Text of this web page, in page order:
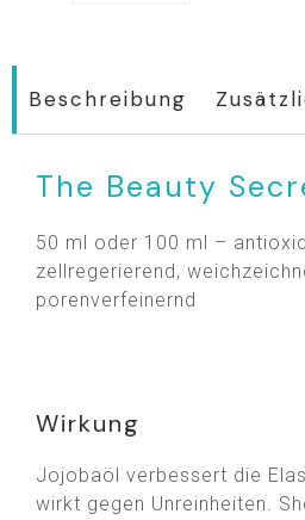
Beschreibung
The Beauty
50 ml oder 100 ml –
zellregerierend,
porenverfeinernd
Wirkung
Jojobaöl verbessert die
wirkt gegen Unreinheiten.